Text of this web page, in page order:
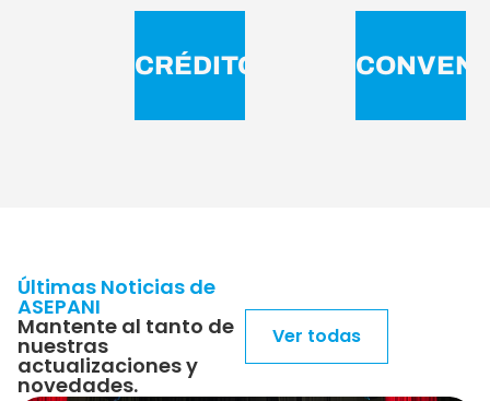
CRÉDITOS
Últimas Noticias de
ASEPANI
Mantente al tanto de
nuestras
actualizaciones y
novedades.
Ver todas